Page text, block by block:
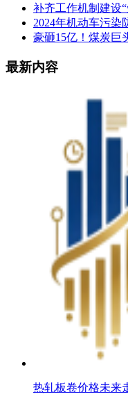
补齐工作机制建设
2024年机动车污染
豪砸15亿！煤炭巨
最新内容
热轧板卷价格未来